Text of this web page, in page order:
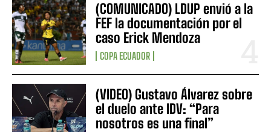
(COMUNICADO) LDUP envió a la
FEF la documentación por el
caso Erick Mendoza
COPA ECUADOR
(VIDEO) Gustavo Álvarez sobre
el duelo ante IDV: “Para
nosotros es una final”